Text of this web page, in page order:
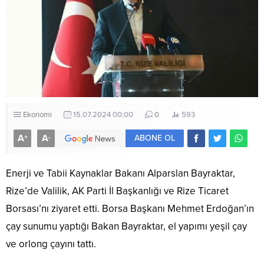
Ekonomi 15.07.2024 00:00 0 593
A+ A- ABONE OL
Enerji ve Tabii Kaynaklar Bakanı Alparslan Bayraktar,
Rize’de Valilik, AK Parti İl Başkanlığı ve Rize Ticaret
Borsası’nı ziyaret etti. Borsa Başkanı Mehmet Erdoğan’ın
çay sunumu yaptığı Bakan Bayraktar, el yapımı yeşil çay
ve orlong çayını tattı.